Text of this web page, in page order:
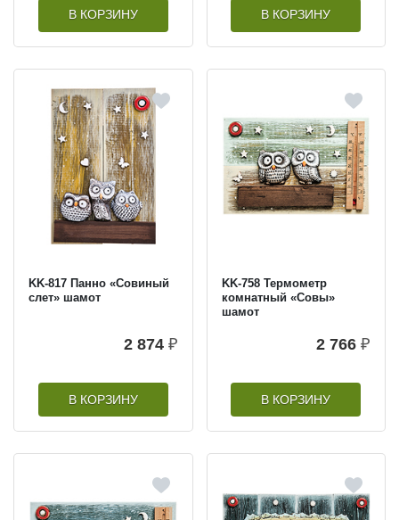
В КОРЗИНУ В КОРЗИНУ
KK-817 Панно «Совиный
слет» шамот
2 874 ₽
В КОРЗИНУ
KK-758 Термометр
комнатный «Совы»
шамот
2 766 ₽
В КОРЗИНУ